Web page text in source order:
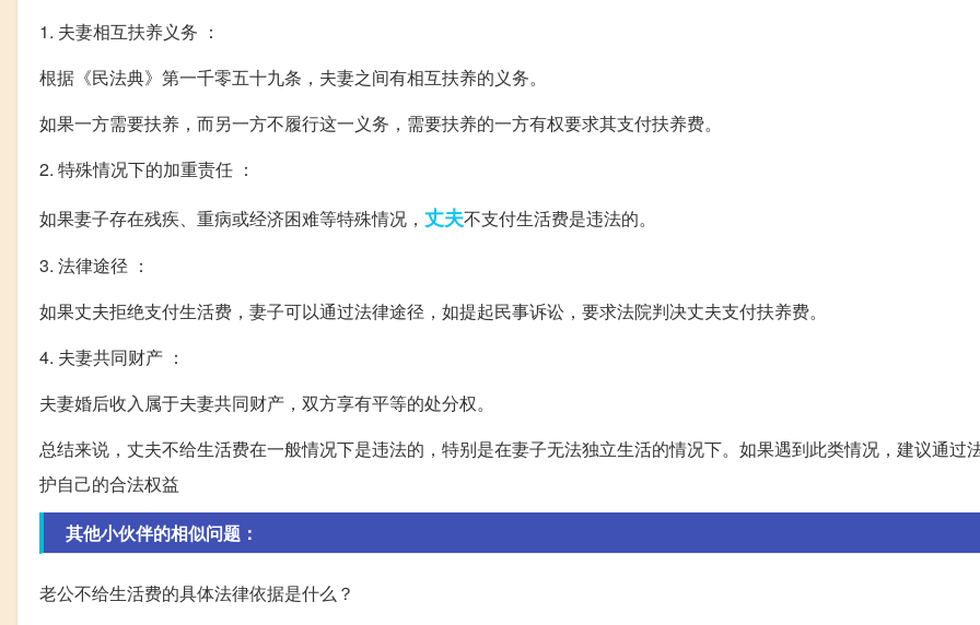
1. 夫妻相互扶养义务 ：
根据《民法典》第一千零五十九条，夫妻之间有相互扶养的义务。
如果一方需要扶养，而另一方不履行这一义务，需要扶养的一方有权要求其支付扶养费。
2. 特殊情况下的加重责任 ：
如果妻子存在残疾、重病或经济困难等特殊情况， 丈夫不支付生活费是违法的。
3. 法律途径 ：
如果丈夫拒绝支付生活费，妻子可以通过法律途径，如提起民事诉讼，要求法院判决丈夫支付扶养费。
4. 夫妻共同财产 ：
夫妻婚后收入属于夫妻共同财产，双方享有平等的处分权。
总结来说，丈夫不给生活费在一般情况下是违法的，特别是在妻子无法独立生活的情况下。如果遇到此类情况，建议通过
护自己的合法权益
其他小伙伴的相似问题：
老公不给生活费的具体法律依据是什么？